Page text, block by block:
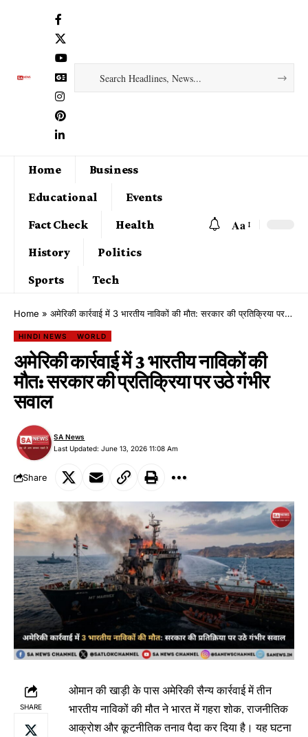
Home
Business
Educational
Events
Fact Check
Health
History
Politics
Sports
Tech
Aa
Home » अमेरिकी कार्रवाई में 3 भारतीय नाविकों की मौत: सरकार की प्रतिक्रिया पर उठे गंभीर सवाल
HINDI NEWS WORLD
अमेरिकी कार्रवाई में 3 भारतीय नाविकों की
मौत: सरकार की प्रतिक्रिया पर उठे गंभीर
सवाल
Last Updated: June 13, 2026 11:08 Am
SA News
Share
SHARE
ओमान की खाड़ी के पास अमेरिकी सैन्य कार्रवाई में तीन
भारतीय नाविकों की मौत ने भारत में गहरा शोक, राजनीतिक
आक्रोश और कूटनीतिक तनाव पैदा कर दिया है। यह घटना